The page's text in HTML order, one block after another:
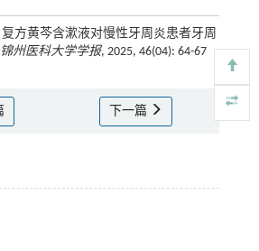
方黄芩含漱液对慢性牙周炎患者牙周
锦州医科大学学报, 2025, 46(04): 64-67
下一篇